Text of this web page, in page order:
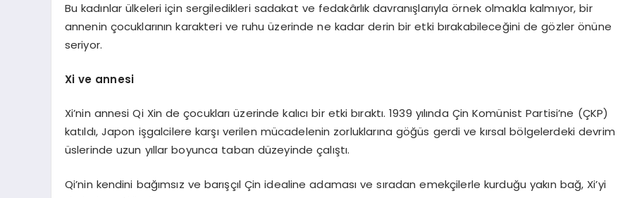
Bu kadınlar ülkeleri için sergiledikleri sadakat ve fedakârlık davranışlarıyla örnek olmakla kalmıyor, bir
annenin çocuklarının karakteri ve ruhu üzerinde ne kadar derin bir etki bırakabileceğini de gözler önüne
seriyor.
Xi ve annesi
Xi’nin annesi Qi Xin de çocukları üzerinde kalıcı bir etki bıraktı. 1939 yılında Çin Komünist Partisi’ne (ÇKP)
katıldı, Japon işgalcilere karşı verilen mücadelenin zorluklarına göğüs gerdi ve kırsal bölgelerdeki devrim
üslerinde uzun yıllar boyunca taban düzeyinde çalıştı.
Qi’nin kendini bağımsız ve barışçıl Çin idealine adaması ve sıradan emekçilerle kurduğu yakın bağ, Xi’yi